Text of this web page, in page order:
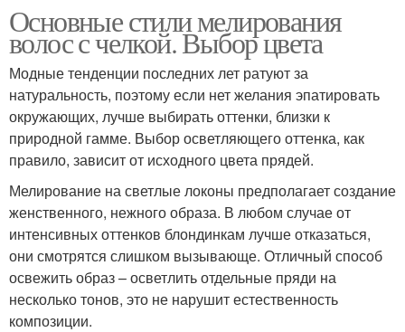
Основные стили мелирования
волос с челкой. Выбор цвета
Модные тенденции последних лет ратуют за
натуральность, поэтому если нет желания эпатировать
окружающих, лучше выбирать оттенки, близки к
природной гамме. Выбор осветляющего оттенка, как
правило, зависит от исходного цвета прядей.
Мелирование на светлые локоны предполагает создание
женственного, нежного образа. В любом случае от
интенсивных оттенков блондинкам лучше отказаться,
они смотрятся слишком вызывающе. Отличный способ
освежить образ – осветлить отдельные пряди на
несколько тонов, это не нарушит естественность
композиции.